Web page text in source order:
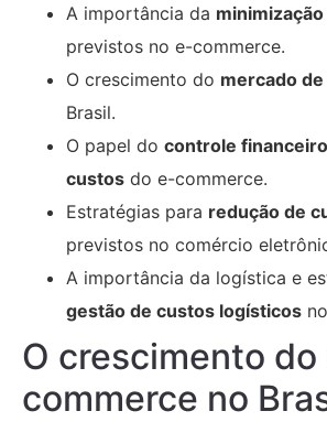
A importância da
previstos no e-commerce.
O crescimento do mercado
Brasil.
O papel do controle financeiro
custos do e-commerce.
Estratégias para redução de
previstos no comércio
A importância da logística e
gestão de custos logísticos
O crescimento do
commerce no